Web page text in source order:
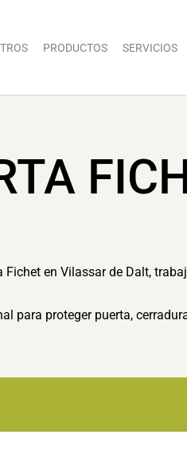
PRODUCTOS SERVICIOS
en Vilassar de Dalt,
para proteger puerta,